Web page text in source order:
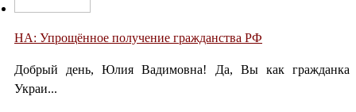
НА: Упрощённое получение гражданства РФ
Добрый день, Юлия Вадимовна! Да, Вы как гражданка
Украи...